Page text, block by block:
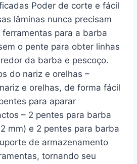
Poder de corte e fácil
lâminas nunca precisam
para a barba
o pente para obter linhas
da barba e pescoço.
do nariz e orelhas –
e orelhas, de forma fácil
para aparar
– 2 pentes para barba
mm) e 2 pentes para barba
de armazenamento
tornando seu